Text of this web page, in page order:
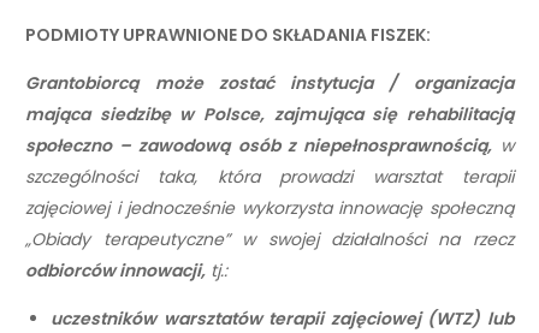
PODMIOTY UPRAWNIONE DO SKŁADANIA FISZEK:
Grantobiorcą może zostać instytucja / organizacja
mająca siedzibę w Polsce, zajmująca się rehabilitacją
społeczno – zawodową osób z niepełnosprawnością,w
szczególności taka, która prowadzi warsztat terapii
zajęciowej i jednocześnie wykorzysta innowację społeczną
„Obiady terapeutyczne” w swojej działalności na rzecz
odbiorców innowacji, tj.:
uczestników warsztatów terapii zajęciowej (WTZ) lub